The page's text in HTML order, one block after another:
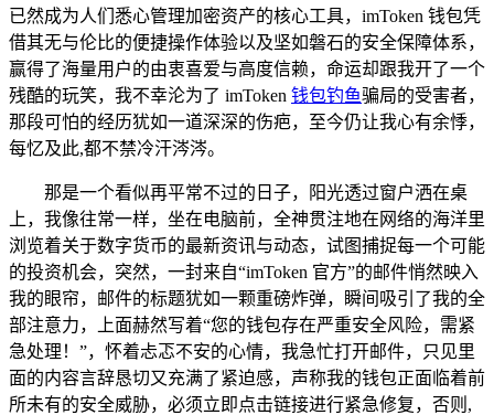
已然成为人们悉心管理加密资产的核心工具，imToken 钱包凭
借其无与伦比的便捷操作体验以及坚如磐石的安全保障体系，
赢得了海量用户的由衷喜爱与高度信赖，命运却跟我开了一个
残酷的玩笑，我不幸沦为了 imToken 钱包钓鱼骗局的受害者，
那段可怕的经历犹如一道深深的伤疤，至今仍让我心有余悸，
每忆及此,都不禁冷汗涔涔。
那是一个看似再平常不过的日子，阳光透过窗户洒在桌
上，我像往常一样，坐在电脑前，全神贯注地在网络的海洋里
浏览着关于数字货币的最新资讯与动态，试图捕捉每一个可能
的投资机会，突然，一封来自“imToken 官方”的邮件悄然映入
我的眼帘，邮件的标题犹如一颗重磅炸弹，瞬间吸引了我的全
部注意力，上面赫然写着“您的钱包存在严重安全风险，需紧
急处理！”，怀着忐忑不安的心情，我急忙打开邮件，只见里
面的内容言辞恳切又充满了紧迫感，声称我的钱包正面临着前
所未有的安全威胁，必须立即点击链接进行紧急修复，否则,